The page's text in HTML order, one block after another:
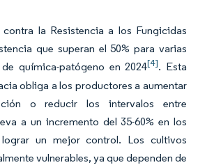
la Resistencia a los Fungicidas
que superan el 50% para varias
química-patógeno en 2024[4]. Esta
obliga a los productores a aumentar
o reducir los intervalos entre
a un incremento del 35-60% en los
un mejor control. Los cultivos
vulnerables, ya que dependen de